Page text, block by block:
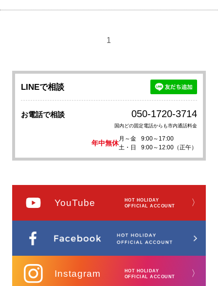
1
LINEで相談
お電話で相談 050-1720-3714
国内どの固定電話からも市内通話料金
年中無休
月～金
9:00～17:00
土・日
9:00～12:00（正午）
YouTube
HOT HOLIDAY
OFFICIAL ACCOUNT
〉
Instagram
HOT HOLIDAY
OFFICIAL ACCOUNT
〉